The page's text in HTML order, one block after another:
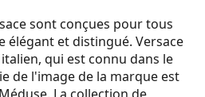
sont conçues pour tous
élégant et distingué. Versace
qui est connu dans le
de l'image de la marque est